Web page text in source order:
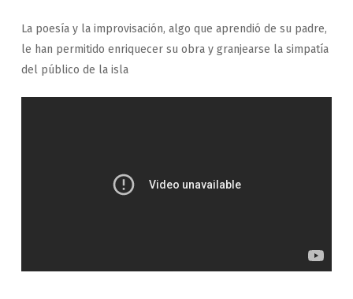
La poesía y la improvisación, algo que aprendió de su padre,
le han permitido enriquecer su obra y granjearse la simpatía
del público de la isla